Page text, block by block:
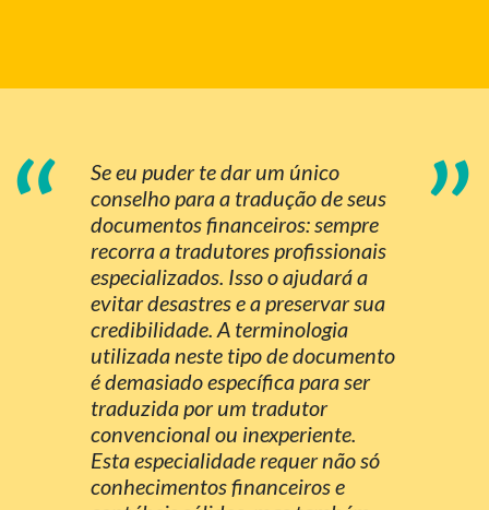
“
Se eu puder te dar um único
conselho para a tradução de seus
documentos financeiros: sempre
recorra a tradutores profissionais
especializados. Isso o ajudará a
evitar desastres e a preservar sua
credibilidade. A terminologia
utilizada neste tipo de documento
é demasiado específica para ser
traduzida por um tradutor
convencional ou inexperiente.
Esta especialidade requer não só
conhecimentos financeiros e
”